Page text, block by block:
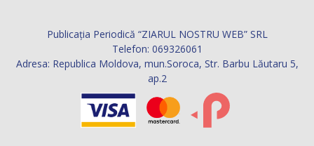
Publicația Periodică “ZIARUL NOSTRU WEB” SRL
Telefon: 069326061
Adresa: Republica Moldova, mun.Soroca, Str. Barbu Lăutaru 5,
ap.2